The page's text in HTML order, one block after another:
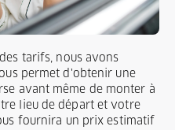
tarifs, nous avons
permet d'obtenir une
avant même de monter à
lieu de départ et votre
fournira un prix estimatif